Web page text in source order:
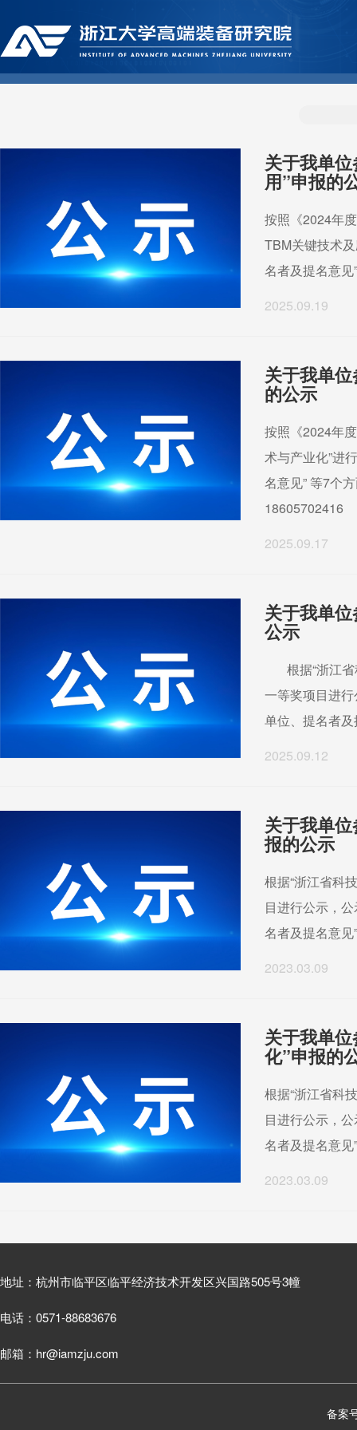
关于我单
用”申报的
按照《2024年
TBM关键技术
名者及提名意
2025.09.19
关于我单
的公示
按照《2024年
术与产业化”进
名意见” 等7个
18605702416
2025.09.17
关于我单
公示
根据“浙江省
一等奖项目进
单位、提名者
2025.09.12
关于我单
报的公示
根据“浙江省科
目进行公示，
名者及提名意
2023.03.09
关于我单
化”申报的
根据“浙江省科
目进行公示，
名者及提名意
2023.03.09
地址：杭州市临平区临平经济技术开发区兴国路505号3幢
电话：0571-88683676
邮箱：hr@iamzju.com
备案